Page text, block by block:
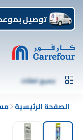
توصيل
جميع الفئات
الصفحة الرئيسية